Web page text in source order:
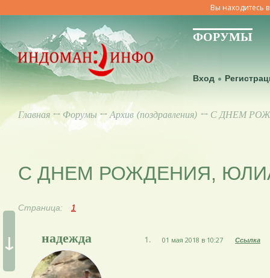
Вы находитесь
ФОРУМЫ
Вход
Главная ↔ Форумы↔Архив (поздравления) ↔ С ДНЕМ
↓
С ДНЕМ РОЖДЕНИЯ,
Страница: 1
надежда 1. 01 мая 2018 в 10:27 Ссылка